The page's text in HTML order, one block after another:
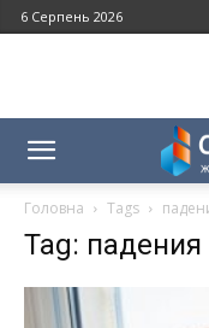
6 Серпень 2026
Головна Tags
Tag: падения